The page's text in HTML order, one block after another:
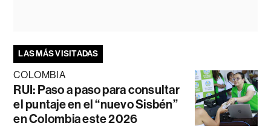
LAS MÁS VISITADAS
COLOMBIA
RUI: Paso a paso para consultar
el puntaje en el “nuevo Sisbén”
en Colombia este 2026